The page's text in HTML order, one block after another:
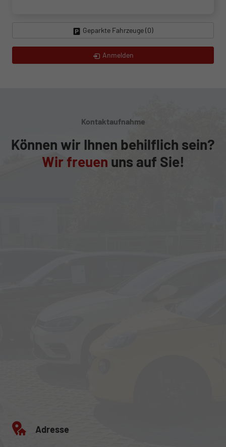
Geparkte Fahrzeuge (0)
Anmelden
Kontaktaufnahme
Können wir Ihnen behilflich sein?
Wir freuen uns auf Sie!
Adresse